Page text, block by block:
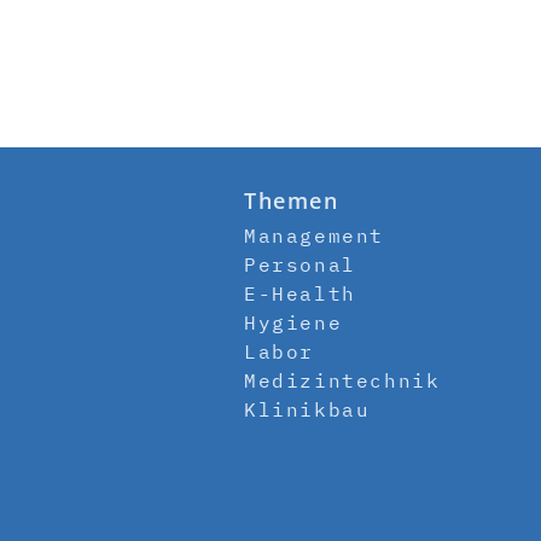
Themen
Management
Personal
E-Health
Hygiene
Labor
Medizintechnik
Klinikbau